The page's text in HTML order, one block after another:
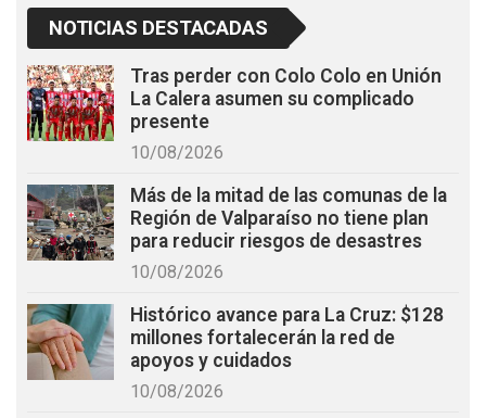
NOTICIAS DESTACADAS
Tras perder con Colo Colo en Unión
La Calera asumen su complicado
presente
10/08/2026
Más de la mitad de las comunas de la
Región de Valparaíso no tiene plan
para reducir riesgos de desastres
10/08/2026
Histórico avance para La Cruz: $128
millones fortalecerán la red de
apoyos y cuidados
10/08/2026